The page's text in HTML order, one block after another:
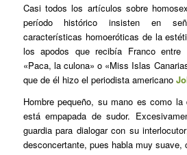
Casi todos los artículos sobre
período histórico insisten en
características homoeróticas de la
los apodos que recibía Franco
«Paca, la culona» o «Miss Islas
que de él hizo el periodista americano
Hombre pequeño, su mano es como
está empapada de sudor.
guardia para dialogar con su
desconcertante, pues habla muy suave,